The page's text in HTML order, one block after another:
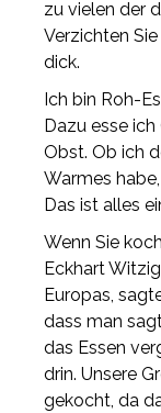
zu vielen der
Verzichten
dick.
Ich bin Roh-
Dazu esse
Obst. Ob ich
Warmes
Das ist alles
Wenn Sie
Eckhart
Europas,
dass man
das Essen
drin. Unsere
gekocht, da